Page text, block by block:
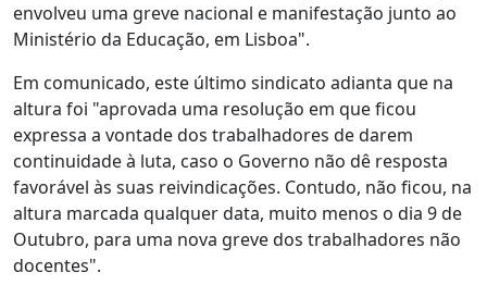
envolveu uma greve nacional e manifestação junto ao
Ministério da Educação, em Lisboa".
Em comunicado, este último sindicato adianta que na
altura foi "aprovada uma resolução em que ficou
expressa a vontade dos trabalhadores de darem
continuidade à luta, caso o Governo não dê resposta
favorável às suas reivindicações. Contudo, não ficou, na
altura marcada qualquer data, muito menos o dia 9 de
Outubro, para uma nova greve dos trabalhadores não
docentes".